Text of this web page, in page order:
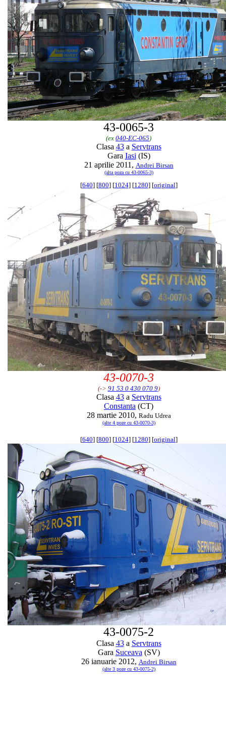
43-0065-3
(ex 040-EC-065)
Clasa 43a Servtrans
Gara Iasi (IS)
21 aprilie 2011, Andrei Birsan
(alta poza cu 43-0065-3)
[640] [800] [1024] [1280] [original]
43-0070-3
(-> 91 53 0 430 070 9)
Clasa 43a Servtrans
Constanta (CT)
28 martie 2010, Radu Udrea
(alte 4 poze cu 43-0070-3)
[640] [800] [1024] [1280] [original]
43-0075-2
Clasa 43a Servtrans
Gara Suceava (SV)
26 ianuarie 2012, Andrei Birsan
(alte 3 poze cu 43-0075-2)